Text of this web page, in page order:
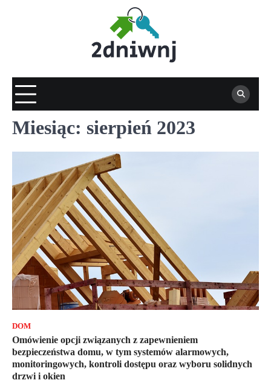
Miesiąc: sierpień 2023
DOM
Omówienie opcji związanych z zapewnieniem
bezpieczeństwa domu, w tym systemów alarmowych,
monitoringowych, kontroli dostępu oraz wyboru solidnych
drzwi i okien